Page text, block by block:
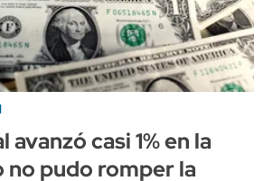
casi 1% en la
no pudo romper la